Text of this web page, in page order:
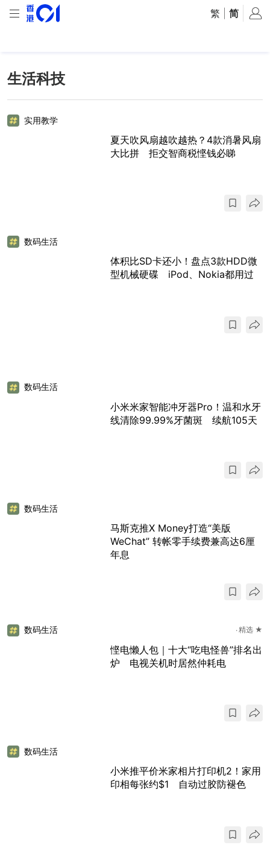
繁 简
生活科技
实用教学
夏天吹风扇越吹越热？4款消暑风扇
大比拼 拒交智商税悭钱必睇
数码生活
体积比SD卡还小！盘点3款HDD微
型机械硬碟 iPod、Nokia都用过
数码生活
小米米家智能冲牙器Pro！温和水牙
线清除99.99%牙菌斑 续航105天
数码生活
马斯克推X Money打造“美版
WeChat” 转帐零手续费兼高达6厘
年息
数码生活 精选 ★
悭电懒人包｜十大“吃电怪兽”排名出
炉 电视关机时居然仲耗电
数码生活
小米推平价米家相片打印机2！家用
印相每张约$1 自动过胶防褪色